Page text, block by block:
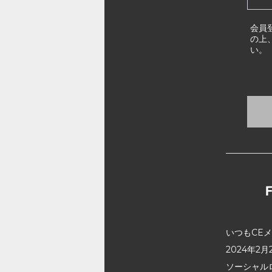
会員
の上
い。
いつもCE
2024年2月
ソーシャ